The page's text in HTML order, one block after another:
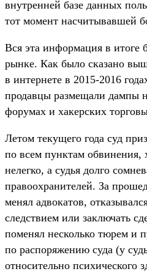
внутренней базе данных
тот момент насчитывавшей
Вся эта информация в итоге
рынке. Как было сказано
в интернете в 2015-2016
продавцы размещали дампы
форумах и хакерских
Летом текущего года суд
по всем пунктам обвинения,
нелегко, а судья долго
правоохранителей. За
менял адвокатов,
следствием или заключать
поменял несколько тюрем и
по распоряжению суда (у
относительно психического